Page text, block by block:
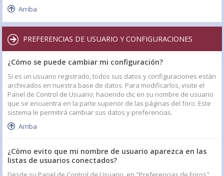
Arriba
PREFERENCIAS DE USUARIO Y CONFIGURACIONES
¿Cómo se puede cambiar mi configuración?
Si es un usuario registrado, todos sus datos y configuraciones están
archivados en nuestra base de datos. Para modificarlos, visite el
Panel de Control de Usuario; haciendo clic en su nombre de usuario
que se encuentra en la parte superior de las páginas del foro. Este
sistema le permitirá cambiar sus datos y preferencias.
Arriba
¿Cómo evito que mi nombre de usuario aparezca en las
listas de usuarios conectados?